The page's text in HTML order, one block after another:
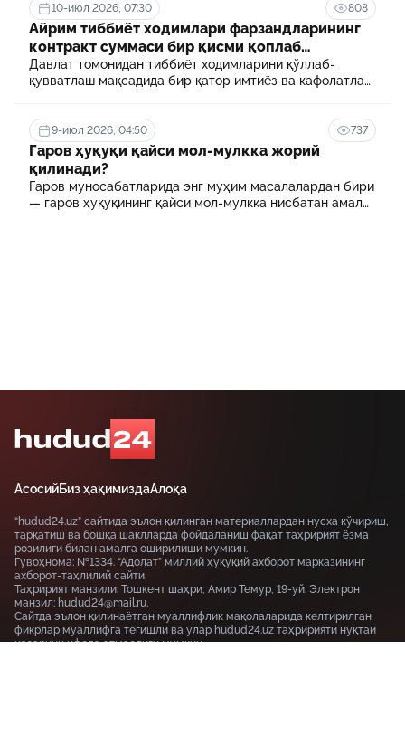
10-июл 2026, 07:30 808
Айрим тиббиёт ходимлари фарзандларининг
контракт суммаси бир қисми қоплаб
берилади
Давлат томонидан тиббиёт ходимларини қўллаб-
қувватлаш мақсадида бир қатор имтиёз ва кафолатлар
муассасасида ўқиш учун тўланадиган контракт
маблағининг бир қисмини қоплаб бериш тартибидир
9-июл 2026, 04:50 737
Гаров ҳуқуқи қайси мол-мулкка жорий
қилинади?
Гаров муносабатларида энг муҳим масалалардан бири
— гаров ҳуқуқининг қайси мол-мулкка нисбатан амал
АсосийБиз ҳақимиздаАлоқа
“hudud24.uz” сайтида эълон қилинган материаллардан нусха кўчириш,
тарқатиш ва бошқа шаклларда фойдаланиш фақат таҳририят ёзма
розилиги билан амалга оширилиши мумкин.
Гувоҳнома: №1334. “Адолат” миллий ҳуқуқий ахборот марказининг
ахборот-таҳлилий сайти.
Таҳририят манзили: Тошкент шаҳри, Амир Темур, 19-уй. Электрон
манзил: hudud24@mail.ru.
Сайтда эълон қилинаётган муаллифлик мақолаларида келтирилган
фикрлар муаллифга тегишли ва улар hudud24.uz таҳририяти нуқтаи
назарини ифода этмаслиги мумкин.